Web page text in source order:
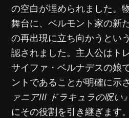
の空白が埋められました。
舞台に、ベルモント家の新
の再出現に立ち向かうとい
認されました。主人公はト
サイファ・ベルナデスの娘
ントであることが明確に示
ァニアIII ドラキュラの呪い
にその役割を引き継ぎます